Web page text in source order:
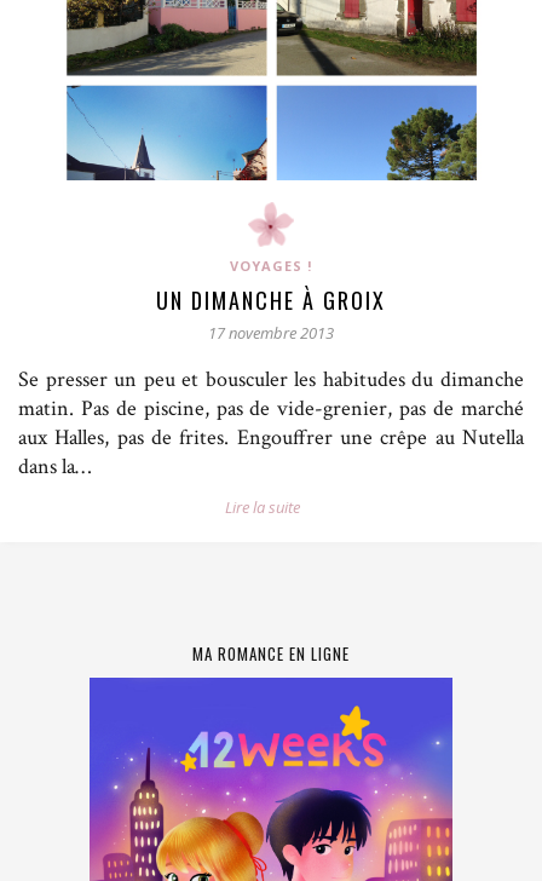
VOYAGES !
UN DIMANCHE À GROIX
17 novembre 2013
Se presser un peu et bousculer les habitudes du dimanche
matin. Pas de piscine, pas de vide-grenier, pas de marché
aux Halles, pas de frites. Engouffrer une crêpe au Nutella
dans la…
Lire la suite
MA ROMANCE EN LIGNE